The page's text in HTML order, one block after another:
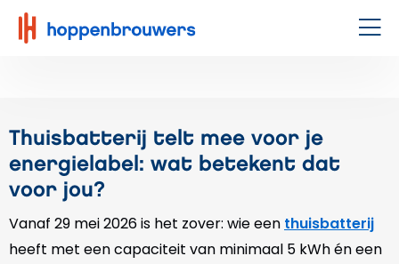
Hoppenbrouwers
|
Thuisbatterij telt mee voor je
energielabel: wat betekent dat
voor jou?
Vanaf 29 mei 2026 is het zover: wie een thuisbatterij
heeft met een capaciteit van minimaal 5 kWh én een